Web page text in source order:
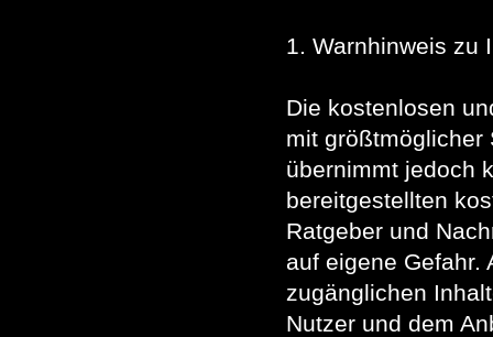
1. Warnhinweis zu
Die kostenlosen
mit größtmöglicher
übernimmt jedoch
bereitgestellten
Ratgeber und
auf eigene Gefahr.
zugänglichen
Nutzer und dem